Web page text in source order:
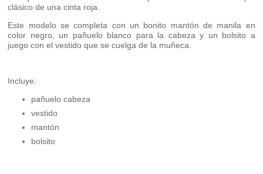
clásico de una cinta roja.
Este modelo se completa con un bonito mantón de manila en
color negro, un pañuelo blanco para la cabeza y un bolsito a
juego con el vestido que se cuelga de la muñeca.
Incluye:
pañuelo cabeza
vestido
mantón
bolsito